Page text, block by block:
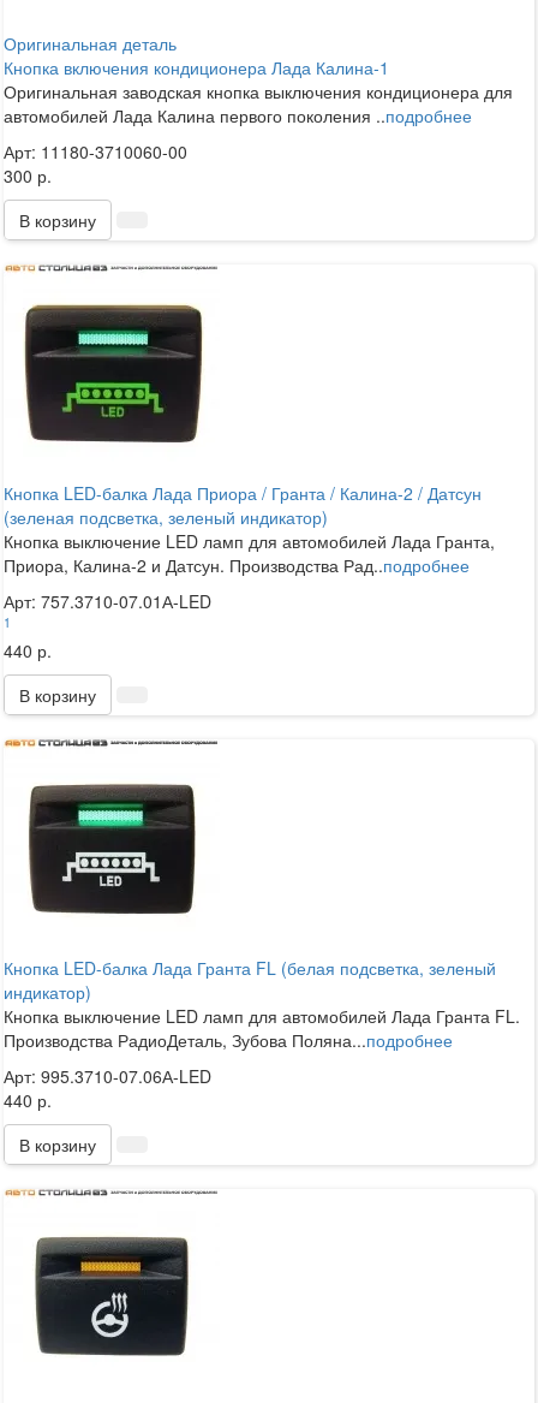
Оригинальная деталь
Кнопка включения кондиционера Лада Калина-1
Оригинальная заводская кнопка выключения кондиционера для
автомобилей Лада Калина первого поколения ..подробнее
Арт: 11180-3710060-00
300 р.
В корзину
Кнопка LED-балка Лада Приора / Гранта / Калина-2 / Датсун
(зеленая подсветка, зеленый индикатор)
Кнопка выключение LED ламп для автомобилей Лада Гранта,
Приора, Калина-2 и Датсун. Производства Рад..подробнее
Арт: 757.3710-07.01А-LED
1
440 р.
В корзину
Кнопка LED-балка Лада Гранта FL (белая подсветка, зеленый
индикатор)
Кнопка выключение LED ламп для автомобилей Лада Гранта FL.
Производства РадиоДеталь, Зубова Поляна...подробнее
Арт: 995.3710-07.06А-LED
440 р.
В корзину